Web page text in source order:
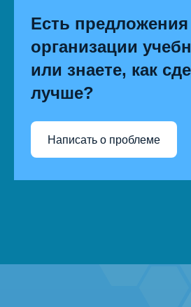
Есть
организации
или знаете, как
лучше?
Написать о проблеме